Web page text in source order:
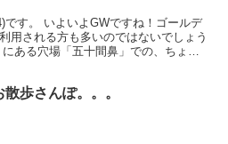
です。 いよいよGWですね！ゴールデ
用される方も多いのではないでしょう
ある穴場「五十間鼻」での、ちょっ
散歩さんぽ。。。